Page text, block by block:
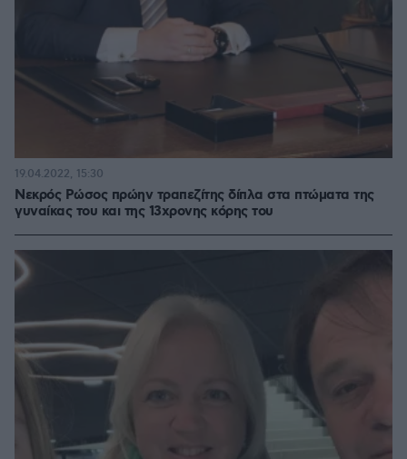
Νεκρός Ρώσος πρώην τραπεζίτης δίπλα στα πτώματα της
γυναίκας του και της 13χρονης κόρης του
19.04.2022, 15:30